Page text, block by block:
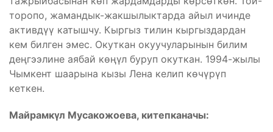
торопо, жамандык-жакшылыктарда айыл ичинде
активдүү катышчу. Кыргыз тилин кыргыздардан
кем билген эмес. Окуткан окуучуларынын билим
деңгээлине аябай көңүл буруп окуткан. 1994-жылы
Чымкент шаарына кызы Лена келип көчүрүп
кеткен.
Майрамкүл Мусакожоева, китепканачы: